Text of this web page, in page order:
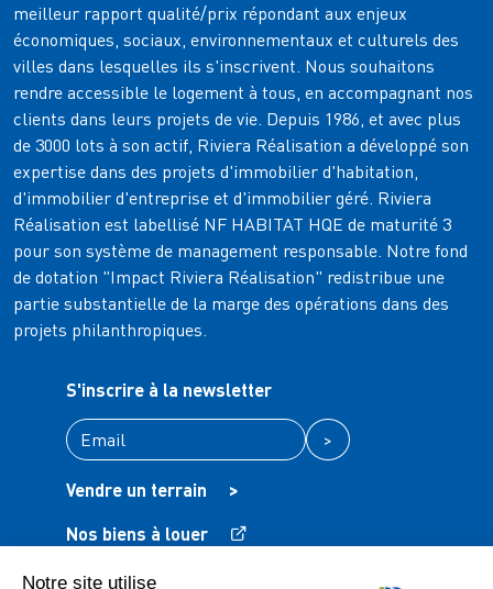
meilleur rapport qualité/prix répondant aux enjeux
économiques, sociaux, environnementaux et culturels des
villes dans lesquelles ils s'inscrivent. Nous souhaitons
rendre accessible le logement à tous, en accompagnant nos
clients dans leurs projets de vie. Depuis 1986, et avec plus
de 3000 lots à son actif, Riviera Réalisation a développé son
expertise dans des projets d'immobilier d'habitation,
d'immobilier d'entreprise et d'immobilier géré. Riviera
Réalisation est labellisé NF HABITAT HQE de maturité 3
pour son système de management responsable. Notre fond
de dotation "Impact Riviera Réalisation" redistribue une
partie substantielle de la marge des opérations dans des
projets philanthropiques.
S'inscrire à la newsletter
>
Vendre un terrain
>
Nos biens à louer